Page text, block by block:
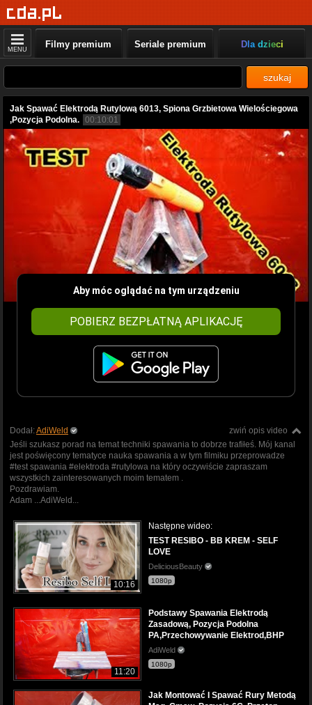
MENU Filmy premium Seriale premium Dla dzieci
szukaj
Jak Spawać Elektrodą Rutylową 6013, Spiona Grzbietowa Wielościegowa
,Pozycja Podolna. 00:10:01
Aby móc oglądać na tym urządzeniu
POBIERZ BEZPŁATNĄ APLIKACJĘ
zwiń opis video
Dodał:AdiWeld
Jeśli szukasz porad na temat techniki spawania to dobrze trafiłeś. Mój kanal
jest poświęcony tematyce nauka spawania a w tym filmiku przeprowadze
#test spawania #elektroda #rutylowa na który oczywiście zapraszam
wszystkich zainteresowanych moim tematem .
Pozdrawiam.
Adam ...AdiWeld...
10:16
Następne wideo:
TEST RESIBO - BB KREM - SELF
LOVE
DeliciousBeauty
1080p
11:20
Podstawy Spawania Elektrodą
Zasadową, Pozycja Podolna
PA,Przechowywanie Elektrod,BHP
AdiWeld
1080p
Jak Montować I Spawać Rury Metodą